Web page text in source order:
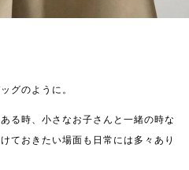
グのように。
る時、小さなお子さんと一緒の時な
ておきたい場面も日常には多々あり